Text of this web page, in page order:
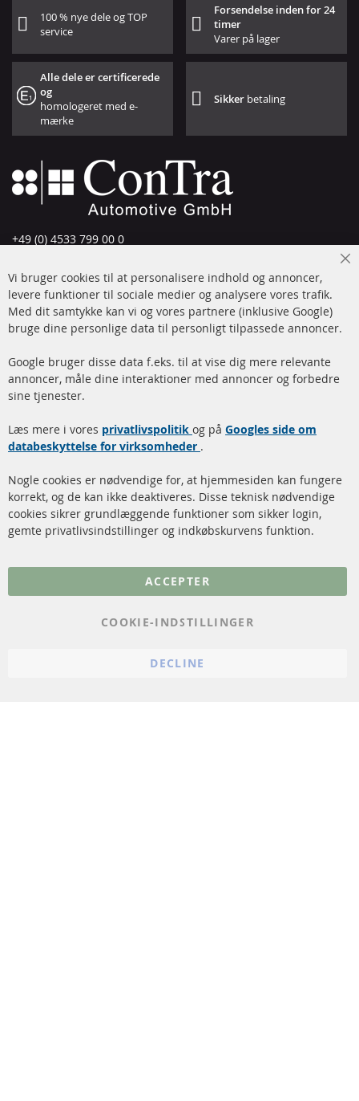
100 % nye dele og TOP
service
Forsendelse inden for 24
timer
Varer på lager
Alle dele er certificerede
og
homologeret med e-
mærke
Sikker betaling
+49 (0) 4533 799 00 0
info@contra-automotive.de
www.contra-automotive.de
Facebook
Instagram
Hurtige links
Dieselpartikelfilter (DPF)
rengøring
Katalysator (KAT)
Sensorer
FAQ
Kundeservice
Betalingsmetoder
Kontakt
Vi bruger cookies til at personalisere indhold og annoncer,
levere funktioner til sociale medier og analysere vores trafik.
Med dit samtykke kan vi og vores partnere (inklusive Google)
bruge dine personlige data til personligt tilpassede annoncer.
Google bruger disse data f.eks. til at vise dig mere relevante
annoncer, måle dine interaktioner med annoncer og forbedre
sine tjenester.
Læs mere i vores privatlivspolitik og på Googles side om
databeskyttelse for virksomheder .
Nogle cookies er nødvendige for, at hjemmesiden kan fungere
korrekt, og de kan ikke deaktiveres. Disse teknisk nødvendige
cookies sikrer grundlæggende funktioner som sikker login,
gemte privatlivsindstillinger og indkøbskurvens funktion.
ACCEPTER
COOKIE-INDSTILLINGER
DECLINE